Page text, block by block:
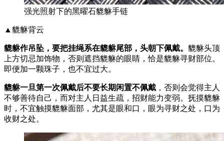
强光照射下的黑曜石貔貅手链
▲貔貅背云
貔貅作吊坠，要把挂绳系在貔貅尾部，头朝下佩戴。 貔貅头顶
上方切忌加饰物，否则遮挡貔貅的眼睛，恰是貔貅寻财部位。
即便加一颗珠子，也不宜过大。
貔貅一旦第一次佩戴后不要长期闲置不佩戴 ，否则会觉得主人
不够善待自己，而对主人日益生疏，招财能力变弱。抚摸貔貅
时，不宜触摸貔貅面部，尤其是眼和口，眼为寻财之处，口为
收财之处。